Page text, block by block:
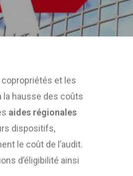
et les
la hausse des coûts
aides régionales
dispositifs,
le coût de l’audit.
d’éligibilité ainsi